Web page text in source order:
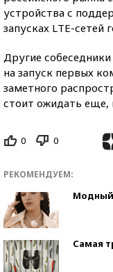
устройства с
запусках LTE-сетей
Другие
на запуск первых
заметного
стоит ожидать еще,
0 0
РЕКОМЕНДУЕМ:
Модный
Самая